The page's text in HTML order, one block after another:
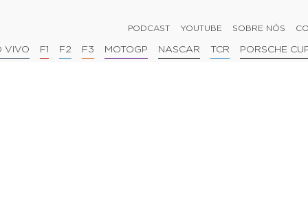
PODCAST YOUTUBE SOBRE NÓS
VIVO F1 F2 F3 MOTOGP NASCAR TCR PORSCHE